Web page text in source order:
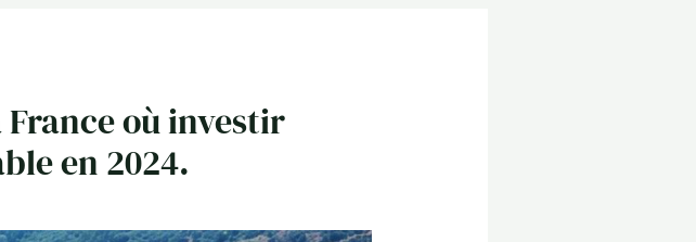
France où investir
en 2024.